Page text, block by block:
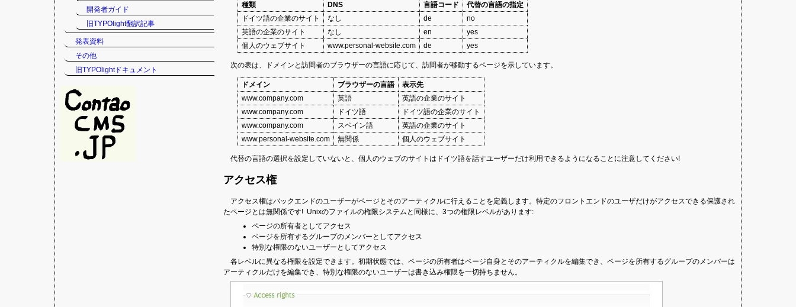
種類 DNS 言語コード
代替の言語の指定
ドイツ語の企業のサイト
なし de
no
英語の企業のサイト
なし en
yes
個人のウェブサイト
www.personal-website.com de yes
次の表は、ドメインと訪問者のブラウザーの言語に応じて、訪問者が移動するページを示しています。
ドメイン ブラウザーの言語
表示先
www.company.com
英語
英語の企業のサイト
www.company.com
ドイツ語
ドイツ語の企業のサイト
www.company.com
スペイン語
英語の企業のサイト
www.personal-website.com
無関係 個人のウェブサイト
代替の言語の選択を設定していないと、個人のウェブのサイトはドイツ語を話すユーザーだけ利用できるようになることに注意してください!
アクセス権
アクセス権はバックエンドのユーザーがページとそのアーティクルに行えることを定義します。特定のフロントエンドのユーザだけがアクセスできる保護され
たページとは無関係です! Unixのファイルの権限システムと同様に、3つの権限レベルがあります:
ページの所有者としてアクセス
ページを所有するグループのメンバーとしてアクセス
特別な権限のないユーザーとしてアクセス
各レベルに異なる権限を設定できます。初期状態では、ページの所有者はページ自身とそのアーティクルを編集でき、ページを所有するグループのメンバーは
アーティクルだけを編集でき、特別な権限のないユーザーは書き込み権限を一切持ちません。
開発者ガイド
旧TYPOlight翻訳記事
発表資料
その他
旧TYPOlightドキュメント